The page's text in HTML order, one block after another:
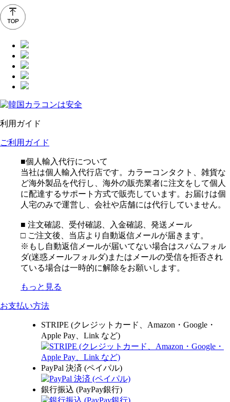
利用ガイド
ご利用ガイド
■個人輸入代行について
当社は個人輸入代行店です。カラーコンタクト、雑貨な
ど海外製品を代行し、海外の販売業者に注文をして個人
に配達するサポート方式で販売しています。お届けは個
人宅のみで運営し、会社や店舗には代行していません。
■ 注文確認、受付確認、入金確認、発送メール
□ ご注文後、当店より自動返信メールが届きます。
※もし自動返信メールが届いてない場合はスパムフォル
ダ(迷惑メールフォルダ)またはメールの受信を拒否され
ている場合は一時的に解除をお願いします。
もっと見る
お支払い方法
STRIPE (クレジットカード、Amazon・Google・
Apple Pay、Link など)
PayPal 決済 (ペイパル)
銀行振込 (PayPay銀行)